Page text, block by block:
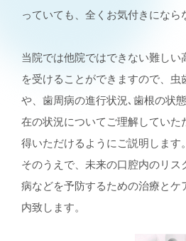
っていても、全くお気付きになら
当院では他院ではできない難しい
を受けることができますので、虫
や、歯周病の進行状況､歯根の状
在の状況についてご理解していた
得いただけるようにご説明します。
そのうえで、未来の口腔内のリス
病などを予防するための治療とケ
内致します。